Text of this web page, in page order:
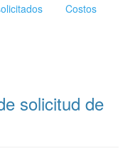
Costos
solicitud de